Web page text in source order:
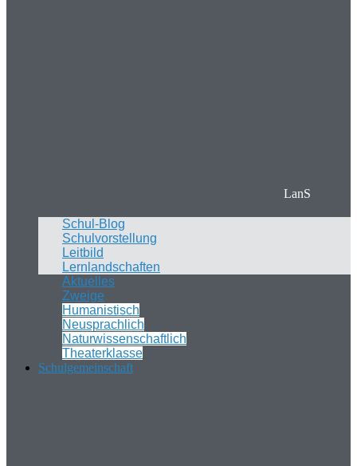
LanS
Schul-Blog
Schulvorstellung
Leitbild
Lernlandschaften
Aktuelles
Zweige
Humanistisch
Neusprachlich
Naturwissenschaftlich
Theaterklasse
Schulgemeinschaft